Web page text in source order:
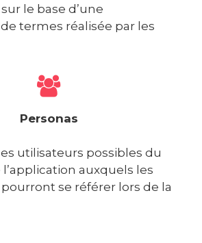
le base d’une
termes réalisée par les
Personas
utilisateurs possibles du
auxquels les
se référer lors de la